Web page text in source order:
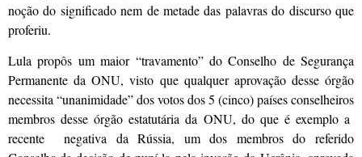
noção do significado nem de metade das palavras do discurso que
proferiu.
Lula propôs um maior “travamento” do Conselho de Segurança
Permanente da ONU, visto que qualquer aprovação desse órgão
necessita “unanimidade” dos votos dos 5 (cinco) países conselheiros
membros desse órgão estatutária da ONU, do que é exemplo a
recente negativa da Rússia, um dos membros do referido